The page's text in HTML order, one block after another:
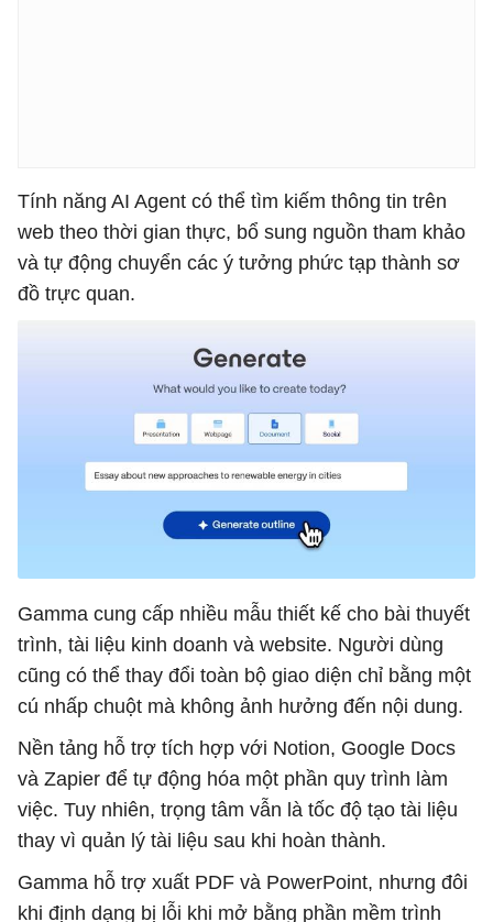
Tính năng AI Agent có thể tìm kiếm thông tin trên
web theo thời gian thực, bổ sung nguồn tham khảo
và tự động chuyển các ý tưởng phức tạp thành sơ
đồ trực quan.
Gamma cung cấp nhiều mẫu thiết kế cho bài thuyết
trình, tài liệu kinh doanh và website. Người dùng
cũng có thể thay đổi toàn bộ giao diện chỉ bằng một
cú nhấp chuột mà không ảnh hưởng đến nội dung.
Nền tảng hỗ trợ tích hợp với Notion, Google Docs
và Zapier để tự động hóa một phần quy trình làm
việc. Tuy nhiên, trọng tâm vẫn là tốc độ tạo tài liệu
thay vì quản lý tài liệu sau khi hoàn thành.
Gamma hỗ trợ xuất PDF và PowerPoint, nhưng đôi
khi định dạng bị lỗi khi mở bằng phần mềm trình